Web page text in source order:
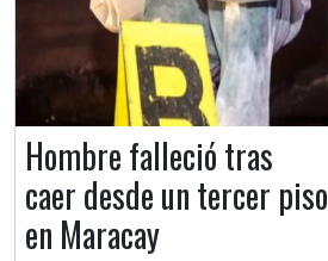
Hombre falleció tras
caer desde un tercer piso
en Maracay